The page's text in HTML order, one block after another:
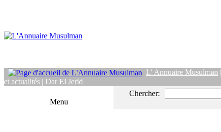
L' Annuaire Musulman
et actualités | Dar El Jerid
Menu
Chercher: